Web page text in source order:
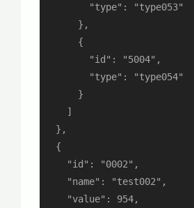
        "type": "type053"
      },
      {
        "id": "5004",
        "type": "type054"
      }
    ]
  },
  {
    "id": "0002",
    "name": "test002",
    "value": 954,